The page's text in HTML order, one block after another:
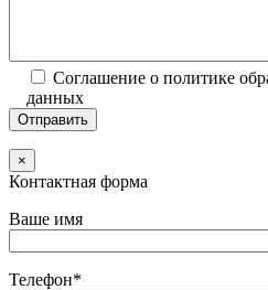
Соглашение о политике
данных
×
Контактная форма
Ваше имя
Телефон*